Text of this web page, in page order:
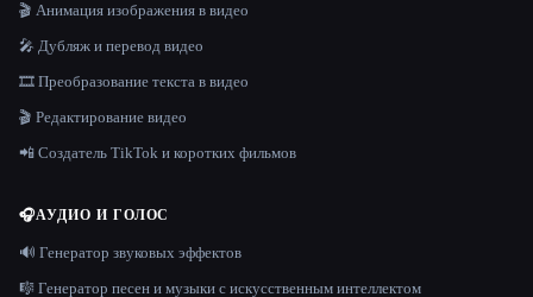
🎬 Анимация изображения в видео
🎤 Дубляж и перевод видео
🎞️ Преобразование текста в видео
🎬 Редактирование видео
📲 Создатель TikTok и коротких фильмов
🎧АУДИО И ГОЛОС
🔊 Генератор звуковых эффектов
🎼 Генератор песен и музыки с искусственным интеллектом